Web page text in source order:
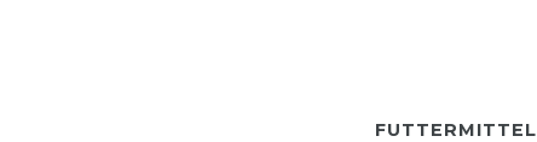
FUTTERMITTEL